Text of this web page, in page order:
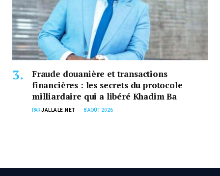
Fraude douanière et transactions
financières : les secrets du protocole
milliardaire qui a libéré Khadim Ba
PARJALLALE.NET 8 AOÛT 2026